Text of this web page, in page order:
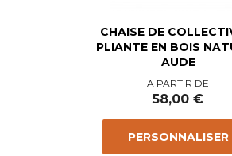
CHAISE DE
PLIANTE EN BOIS
AUDE
Prix
A PARTIR DE
58,00 €
PERSONNALISER